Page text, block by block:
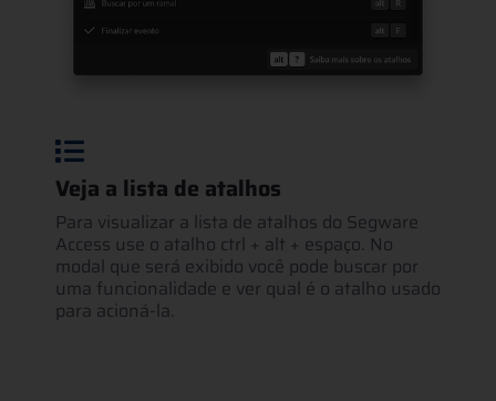
Veja a lista de atalhos
Para visualizar a lista de atalhos do Segware
Access use o atalho ctrl + alt + espaço. No
modal que será exibido você pode buscar por
uma funcionalidade e ver qual é o atalho usado
para acioná-la.